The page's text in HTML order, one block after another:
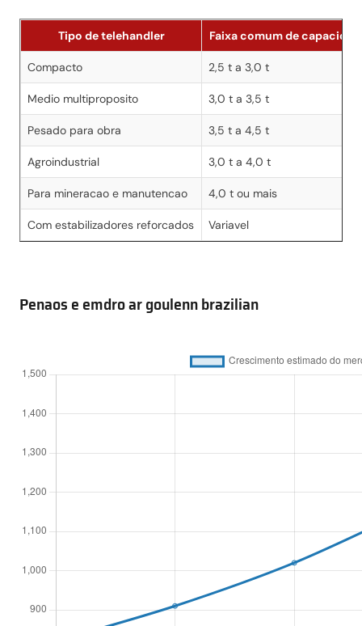
Tipo de telehandler Faixa comum de
Compacto 2,5 t a 3,0 t
Medio multiproposito 3,0 t a 3,5 t
Pesado para obra 3,5 t a 4,5 t
Agroindustrial 3,0 t a 4,0 t
Para mineracao e manutencao 4,0 t ou mais
Com estabilizadores reforcados Variavel
Penaos e emdro ar goulenn brazilian